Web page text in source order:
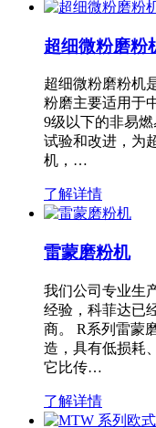
超细微粉磨粉
超细微粉磨粉机
粉磨主要适用于
9级以下的非易
试验和改进，为
机，…
了解详情
雷蒙磨粉机
我们公司专业生
经验，科菲达已
商。 R系列雷蒙
造，具有低损耗
它比传…
了解详情